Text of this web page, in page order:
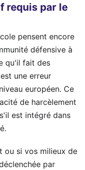
requis par le
pensent encore
défensive à
qu'il fait des
une erreur
européen. Ce
de harcèlement
est intégré dans
ou si vos milieux de
par